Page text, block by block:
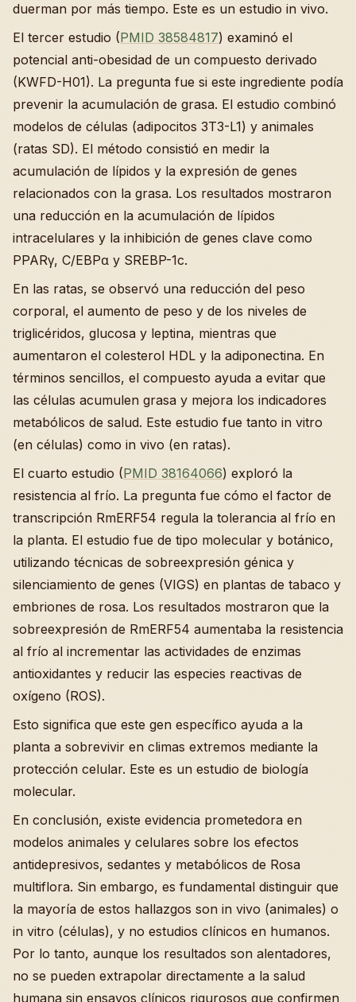
duerman por más tiempo. Este es un estudio in vivo.
El tercer estudio (PMID 38584817) examinó el
potencial anti-obesidad de un compuesto derivado
(KWFD-H01). La pregunta fue si este ingrediente podía
prevenir la acumulación de grasa. El estudio combinó
modelos de células (adipocitos 3T3-L1) y animales
(ratas SD). El método consistió en medir la
acumulación de lípidos y la expresión de genes
relacionados con la grasa. Los resultados mostraron
una reducción en la acumulación de lípidos
intracelulares y la inhibición de genes clave como
PPARγ, C/EBPα y SREBP-1c.
En las ratas, se observó una reducción del peso
corporal, el aumento de peso y de los niveles de
triglicéridos, glucosa y leptina, mientras que
aumentaron el colesterol HDL y la adiponectina. En
términos sencillos, el compuesto ayuda a evitar que
las células acumulen grasa y mejora los indicadores
metabólicos de salud. Este estudio fue tanto in vitro
(en células) como in vivo (en ratas).
El cuarto estudio (PMID 38164066) exploró la
resistencia al frío. La pregunta fue cómo el factor de
transcripción RmERF54 regula la tolerancia al frío en
la planta. El estudio fue de tipo molecular y botánico,
utilizando técnicas de sobreexpresión génica y
silenciamiento de genes (VIGS) en plantas de tabaco y
embriones de rosa. Los resultados mostraron que la
sobreexpresión de RmERF54 aumentaba la resistencia
al frío al incrementar las actividades de enzimas
antioxidantes y reducir las especies reactivas de
oxígeno (ROS).
Esto significa que este gen específico ayuda a la
planta a sobrevivir en climas extremos mediante la
protección celular. Este es un estudio de biología
molecular.
En conclusión, existe evidencia prometedora en
modelos animales y celulares sobre los efectos
antidepresivos, sedantes y metabólicos de Rosa
multiflora. Sin embargo, es fundamental distinguir que
la mayoría de estos hallazgos son in vivo (animales) o
in vitro (células), y no estudios clínicos en humanos.
Por lo tanto, aunque los resultados son alentadores,
no se pueden extrapolar directamente a la salud
humana sin ensayos clínicos rigurosos que confirmen